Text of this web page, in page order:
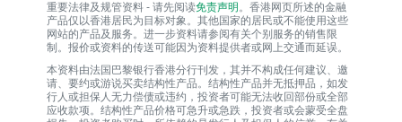
重要法律及规管资料 - 请先阅读免责声明 。香港网页所述的金融
产品仅以香港居民为目标对象。其他国家的居民或不能使用这些
网站的产品及服务。进一步资料请参阅有关个别服务的销售限
制。报价或资料的传送可能因为资料提供者或网上交通而延误。
本资料由法国巴黎银行香港分行刊发，其并不构成任何建议、邀
请、要约或游说买卖结构性产品。结构性产品并无抵押品，如发
行人或担保人无力偿债或违约，投资者可能无法收回部份或全部
应收款项。结构性产品价格可急升或急跌，投资者或会蒙受全盘